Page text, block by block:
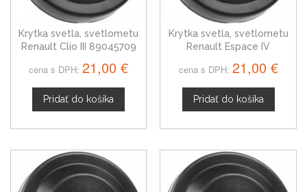
Krytka svetla, svetlometu
Renault Clio III 89045709
cena s DPH: 21,00 €
Pridať do košíka
Krytka svetla, svetlometu
Renault Espace IV
cena s DPH: 21,00 €
Pridať do košíka